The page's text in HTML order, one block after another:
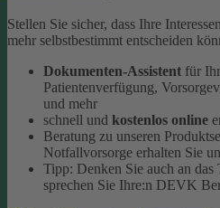
Stellen Sie sicher, dass Ihre
mehr selbstbestimmt entscheiden
Dokumenten-Assistent für
Patientenverfügung,
und mehr
schnell und kostenlos online
Beratung zu unseren
Notfallvorsorge erhalten Sie
Tipp: Denken Sie auch an das
sprechen Sie Ihre:n DEVK